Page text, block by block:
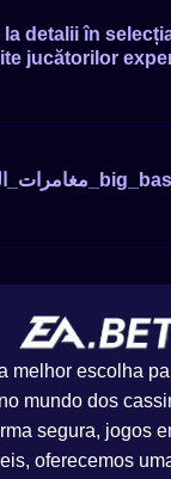
detalii în
jucătorilor
melhor escolha
mundo dos
segura, jogos
oferecemos